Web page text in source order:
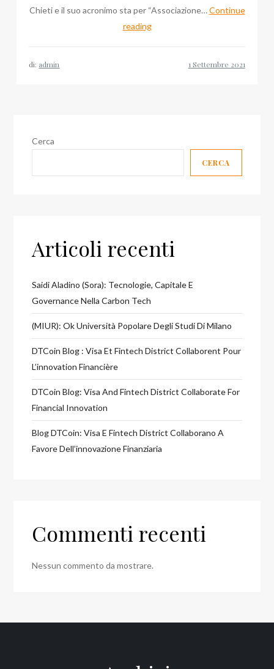
Chieti e il suo acronimo sta per “Associazione…Continue
readingDa
Rosafio
di: admin
Cerca
CERCA
Articoli recenti
Saidi Aladino (Sora): Tecnologie, Capitale E
Governance Nella Carbon Tech
(MIUR): Ok Università Popolare Degli Studi Di Milano
DTCoin Blog : Visa Et Fintech District Collaborent Pour
L’innovation Financière
DTCoin Blog: Visa And Fintech District Collaborate For
Financial Innovation
Blog DTCoin: Visa E Fintech District Collaborano A
Favore Dell’innovazione Finanziaria
Commenti recenti
Nessun commento da mostrare.